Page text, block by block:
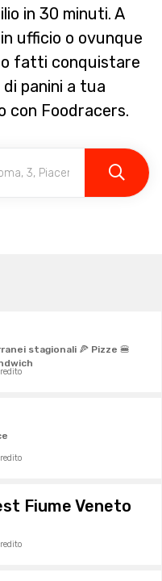
in 30 minuti. A
ufficio o ovunque
o fatti conquistare
di panini a tua
con Foodracers.
stagionali 🍕 Pizze 🍔
Fiume Veneto